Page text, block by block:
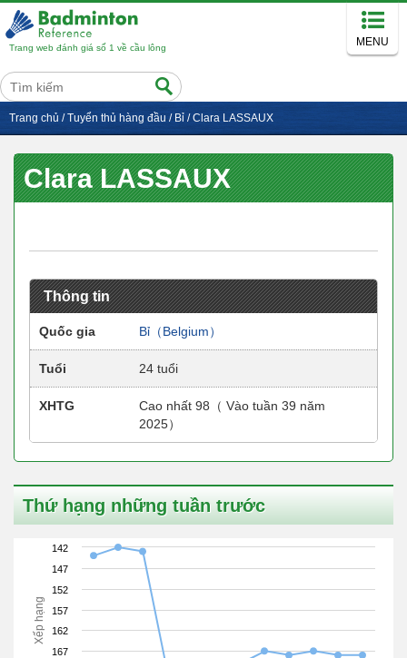
Trang web đánh giá số 1 về cầu lông MENU
Trang chủ /Tuyển thủ hàng đầu / Bỉ /Clara LASSAUX
Clara LASSAUX
Thông tin
Quốc gia Bỉ（Belgium）
Tuổi 24 tuổi
XHTG
Cao nhất 98（ Vào tuần 39 năm
2025）
Thứ hạng những tuần trước
Xếp hạng
142
147
152
157
162
167